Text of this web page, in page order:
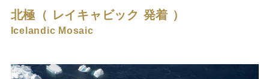
北極（ レイキャビック 発着 ）
Icelandic Mosaic